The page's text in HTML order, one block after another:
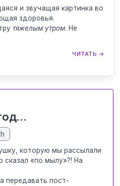
и звучащая картинка во
здоровья.
тяжелым утром. Не
ЧИТАТЬ →
которую мы рассылали
сказал «по мылу»?! На
передавать пост-